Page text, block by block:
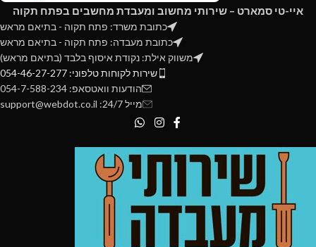
איי-טי סמארט – שירותי מחשוב ומעבדת מחשבים בפתח תקוה
כתובת משרד: פתח תקוה - בתיאם מראש
כתובת מעבדה: פתח תקוה - בתיאם מראש
משווק אילת: נקודת איסוף בלבד (בתיאם מראש)
שירות לקוחות טלפוני: 054-46-27-277
הודעות וואטסאפ: 054-7-588-234
מייל 24/7: support@webdot.co.il